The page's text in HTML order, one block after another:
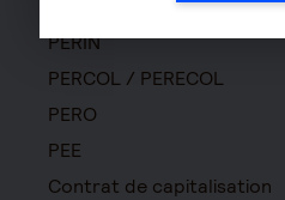
PERIN
PERCOL / PERECOL
PERO
PEE
Contrat de capitalisation